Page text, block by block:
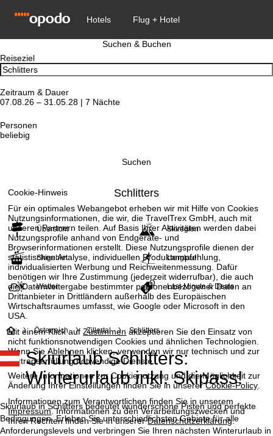
Cookie-Hinweis
Für ein optimales Webangebot erheben wir mit Hilfe von Cookies
Nutzungsinformationen, die wir, die TravelTrex GmbH, auch mit
unseren Partnern teilen. Auf Basis Ihrer Aktivitäten werden dabei
Nutzungsprofile anhand von Endgeräte- und
Browserinformationen erstellt. Diese Nutzungsprofile dienen der
statistischen Analyse, individuellen Produktempfehlung,
individualisierten Werbung und Reichweitenmessung. Dafür
benötigen wir Ihre Zustimmung (jederzeit widerrufbar), die auch
die Datenweitergabe bestimmter personenbezogener Daten an
Drittanbieter in Drittländern außerhalb des Europäischen
Wirtschaftsraumes umfasst, wie Google oder Microsoft in den
USA.
Mit einem Klick aufZustimmen akzeptieren Sie den Einsatz von
nicht funktionsnotwendigen Cookies und ähnlichen Technologien.
Wenn SieAblehnen klicken, verwenden wir nur technisch und zur
Vertragserfüllung notwendige Dienste.
Weitere Informationen zur Cookienutzung und die Möglichkeit zur
Änderung Ihrer Einstellungen finden Sie in unsererCookie-Policy.
Informationen zum Verantwortlichen finden Sie in unserem
Impressum. Informationen zu den Verarbeitungszwecken und
Ihren Rechten finden Sie in unsererDatenschutzerklärung.
Suchen & Buchen
Reiseziel
Zeitraum & Dauer
07.08.26 – 31.05.28 | 7 Nächte
Personen
beliebig
Suchen
Schlitters
Übersicht Skiregion
Skigebiet Langlauf
Wetter Last-Minute & Deals
S
t
a
r
t
Österreich Zillertal Schlitters
Skiurlaub Schlitters:
Winterurlaub inkl. Skipass!
Skiurlaub in Schlitters bedeutet wunderschöne Pisten und perfekte
Bedingungen. Erleben Sie unterschiedlichsten Gebiete für alle
Anforderungslevels und verbringen Sie Ihren nächsten Winterurlaub in